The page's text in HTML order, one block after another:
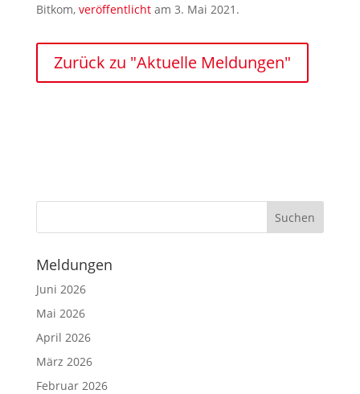
Bitkom, veröffentlichtam 3. Mai 2021.
Zurück zu "Aktuelle Meldungen"
Meldungen
Juni 2026
Mai 2026
April 2026
März 2026
Februar 2026